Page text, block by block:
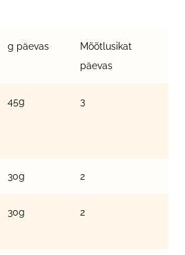
g päevas
Mõõtlusikat
päevas
45g 3
30g 2
30g 2